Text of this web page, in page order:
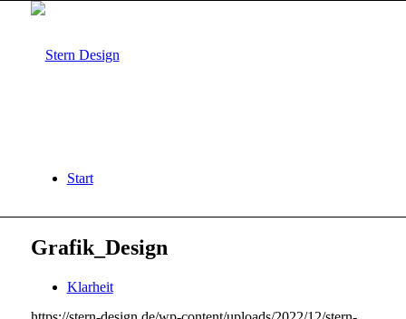
Start
Klarheit
Grafik_Design